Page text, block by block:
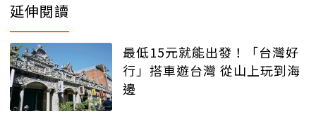
延伸閱讀
最低15元就能出發！「台灣好
行」搭車遊台灣 從山上玩到海
邊